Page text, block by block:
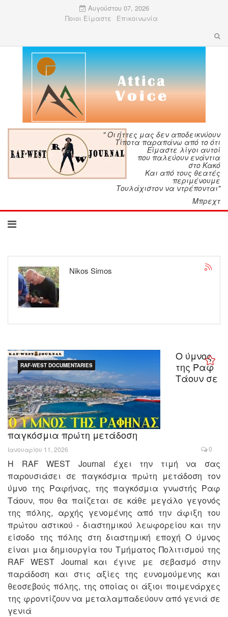
Αυγούστου 07, 2026
Ποιοι Είμαστε
Επικοινωνία
" Οι ήττες μας δεν αποδεικνύουν
Τίποτα παραπάνω από το ότι
Είμαστε λίγοι αυτοί
που παλεύουν ενάντια
στο Κακό
Και από τους θεατές
περιμένουμε
Τουλάχιστον να ντρέπονται"
Μπρεχτ
Nikos Simos
RAF-WEST DOCUMENTARIES
Ο ύμνος
της Ραφ
Τάουν σε
παγκόσμια πρώτη μετάδοση
Ιανουαρίου 11, 2026 0
H RAF WEST Journal έχει την τιμή να σας
παρουσιάσει σε παγκόσμια πρώτη μετάδοση τον
ύμνο της Ραφήνας, της παγκόσμια γνωστής Ραφ
Τάουν, που θα παίζεται σε κάθε μεγάλο γεγονός
της πόλης, αρχής γενομένης από την άφιξη του
πρώτου αστικού - διαστημικού λεωφορείου και την
είσοδο της πόλης στη διαστημική εποχή Ο ύμνος
είναι μια δημιουργία του Τμήματος Πολιτισμού της
RAF WEST Journal και έγινε με σεβασμό στην
παράδοση και στις αξίες της ευνομούμενης και
θεοσεβούς πόλης, της οποίας οι άξιοι ποιμενάρχες
της φροντίζουν να μεταλαμπαδεύουν από γενιά σε
γενιά